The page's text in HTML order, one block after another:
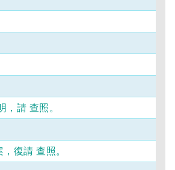
請 查照。
復請 查照。